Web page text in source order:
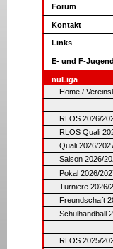
Forum
Kontakt
Links
E- und F-Jugend
nuLiga
Home /
RLOS 2026/
RLOS Quali
Quali 2026/
Saison 2026/
Pokal 2026/
Turniere 2026/
Freundschaft
Schulhandball
RLOS 2025/